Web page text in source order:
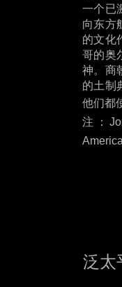
一个已
向东方
的文化
哥的奥
神。商
的土制
他们都
注：
America
泛太